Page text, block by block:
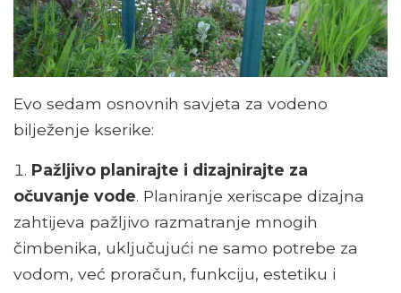
Evo sedam osnovnih savjeta za vodeno
bilježenje kserike:
Pažljivo planirajte i dizajnirajte za
očuvanje vode. Planiranje xeriscape dizajna
zahtijeva pažljivo razmatranje mnogih
čimbenika, uključujući ne samo potrebe za
vodom, već proračun, funkciju, estetiku i